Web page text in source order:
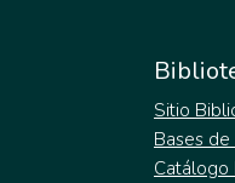
Sitio
Bases
Catálogo